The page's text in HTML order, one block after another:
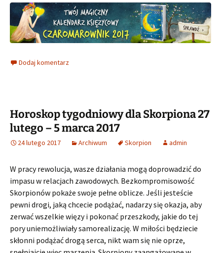
Dodaj komentarz
Horoskop tygodniowy dla Skorpiona 27
lutego – 5 marca 2017
24 lutego 2017 Archiwum Skorpion admin
W pracy rewolucja, wasze działania mogą doprowadzić do
impasu w relacjach zawodowych. Bezkompromisowość
Skorpionów pokaże swoje pełne oblicze. Jeśli jesteście
pewni drogi, jaką chcecie podążać, nadarzy się okazja, aby
zerwać wszelkie więzy i pokonać przeszkody, jakie do tej
pory uniemożliwiały samorealizację. W miłości będziecie
skłonni podążać drogą serca, nikt wam się nie oprze,